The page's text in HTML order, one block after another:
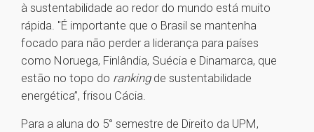
à sustentabilidade ao redor do mundo está muito
rápida. "É importante que o Brasil se mantenha
focado para não perder a liderança para países
como Noruega, Finlândia, Suécia e Dinamarca, que
estão no topo do rankingde sustentabilidade
energética”, frisou Cácia.
Para a aluna do 5° semestre de Direito da UPM,